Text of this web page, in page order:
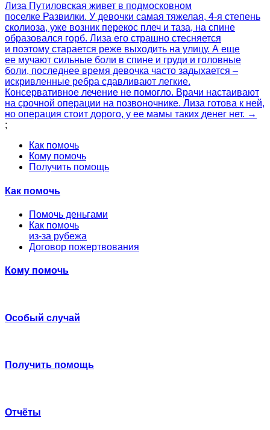
Лиза Путиловская живет в подмосковном
поселке Развилки. У девочки самая тяжелая, 4-я степень
сколиоза, уже возник перекос плеч и таза, на спине
образовался горб. Лиза его страшно стесняется
и поэтому старается реже выходить на улицу. А еще
ее мучают сильные боли в спине и груди и головные
боли, последнее время девочка часто задыхается –
искривленные ребра сдавливают легкие.
Консервативное лечение не помогло. Врачи настаивают
на срочной операции на позвоночнике. Лиза готова к ней,
но операция стоит дорого, у ее мамы таких денег нет. →
;
Как помочь
Кому помочь
Получить помощь
Как помочь
Помочь деньгами
Как помочь
из-за рубежа
Договор пожертвования
Кому помочь
Особый случай
Получить помощь
Отчёты